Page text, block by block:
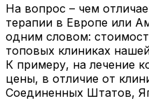
На вопрос – чем
терапии в Европе или
одним словом:
топовых клиниках
К примеру, на лечение
цены, в отличие от
Соединенных Штатов,